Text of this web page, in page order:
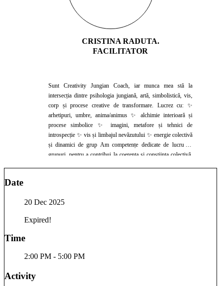
CRISTINA RADUTA.
FACILITATOR
Sunt Creativity Jungian Coach, iar munca mea stă la
intersecția dintre psihologia jungiană, artă, simbolistică, vis,
corp și procese creative de transformare. Lucrez cu: ✨
arhetipuri, umbre, anima/animus ✨ alchimie interioară și
procese simbolice ✨ imagini, metafore și tehnici de
introspecție ✨ vis și limbajul nevăzutului ✨ energie colectivă
și dinamici de grup Am competențe dedicate de lucru cu
grupuri, pentru a contribui la coerența și conștiința colectivă,
Sunt L2 Practitioner Points of You, formator, consilier de
al Academiei de Journaling. Toate aceste formări sunt punțile
cu tăcerile care vorbesc. Lucrez cu oameni care vor să se
Date
20 Dec 2025
Expired!
Time
2:00 PM - 5:00 PM
Activity